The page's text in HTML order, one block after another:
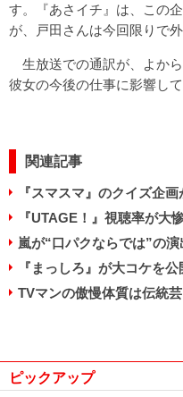
す。『あさイチ』は、この
が、戸田さんは今回限りで
生放送での通訳が、よから
彼女の今後の仕事に影響し
関連記事
『スマスマ』のクイズ企
『UTAGE！』視聴率が大
嵐が“口パクならでは”の演
『まっしろ』が大コケを
TVマンの傲慢体質は伝統芸
ピックアップ